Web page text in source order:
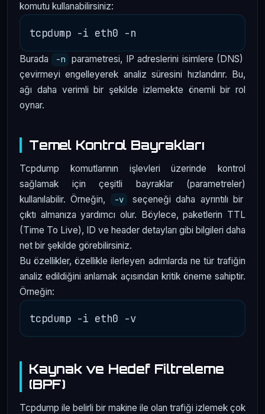
komutu kullanabilirsiniz:
Burada -n
parametresi, IP adreslerini isimlere (DNS)
çevirmeyi engelleyerek analiz süresini hızlandırır. Bu,
ağı daha verimli bir şekilde izlemekte önemli bir rol
oynar.
Temel Kontrol Bayrakları
Tcpdump komutlarının işlevleri üzerinde kontrol
sağlamak için çeşitli bayraklar (parametreler)
kullanılabilir. Örneğin,
-v
seçeneği daha ayrıntılı bir
çıktı almanıza yardımcı olur. Böylece, paketlerin TTL
(Time To Live), ID ve header detayları gibi bilgileri daha
net bir şekilde görebilirsiniz.
Bu özellikler, özellikle ilerleyen adımlarda ne tür trafiğin
analiz edildiğini anlamak açısından kritik öneme sahiptir.
Örneğin:
Kaynak ve Hedef Filtreleme
(BPF)
Tcpdump ile belirli bir makine ile olan trafiği izlemek çok